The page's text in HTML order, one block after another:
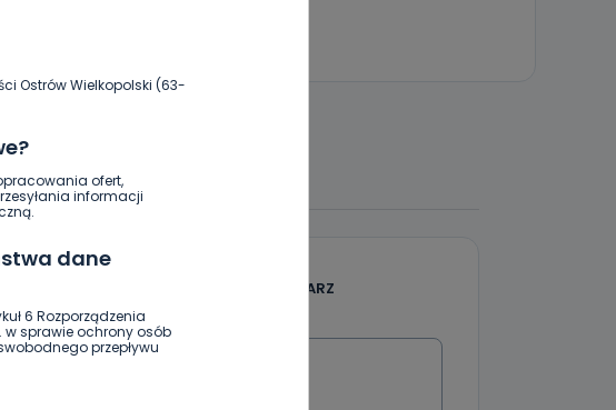
Ostrów Wielkopolski (63-
ofert,
informacji
dane
6 Rozporządzenia
w sprawie ochrony osób
przepływu
DODAJ SWÓJ KOMENTARZ
Wiadomość